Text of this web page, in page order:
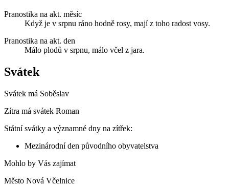
Pranostika na akt. měsíc
Když je v srpnu ráno hodně rosy, mají z toho radost vosy.
Pranostika na akt. den
Málo plodů v srpnu, málo včel z jara.
Svátek
Svátek má Soběslav
Zítra má svátek Roman
Státní svátky a významné dny na zítřek:
Mezinárodní den původního obyvatelstva
Mohlo by Vás zajímat
Město Nová Včelnice